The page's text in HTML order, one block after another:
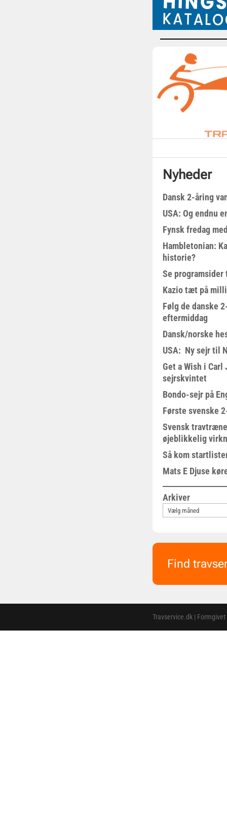
Nyheder
Dansk 2-åring
USA: Og endnu
Fynsk fredag
Hambletonian:
historie?
Se
Kazio tæt på
Følg de danske
eftermiddag
Dansk/norske
USA: Ny sejr til
Get a Wish i Carl
sejrskvintet
Bondo-sejr på
Første svenske
Svensk
øjeblikkelig
Så kom
Mats E Djuse
Arkiver
Find
Travservice.dk |